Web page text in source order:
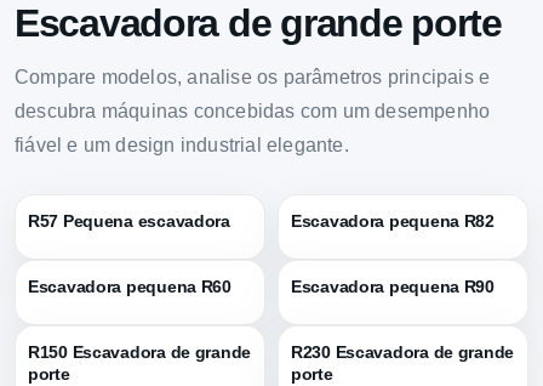
Escavadora de grande porte
Compare modelos, analise os parâmetros principais e
descubra máquinas concebidas com um desempenho
fiável e um design industrial elegante.
R57 Pequena escavadora Escavadora pequena R82
Escavadora pequena R60 Escavadora pequena R90
R150 Escavadora de grande
porte
R230 Escavadora de grande
porte